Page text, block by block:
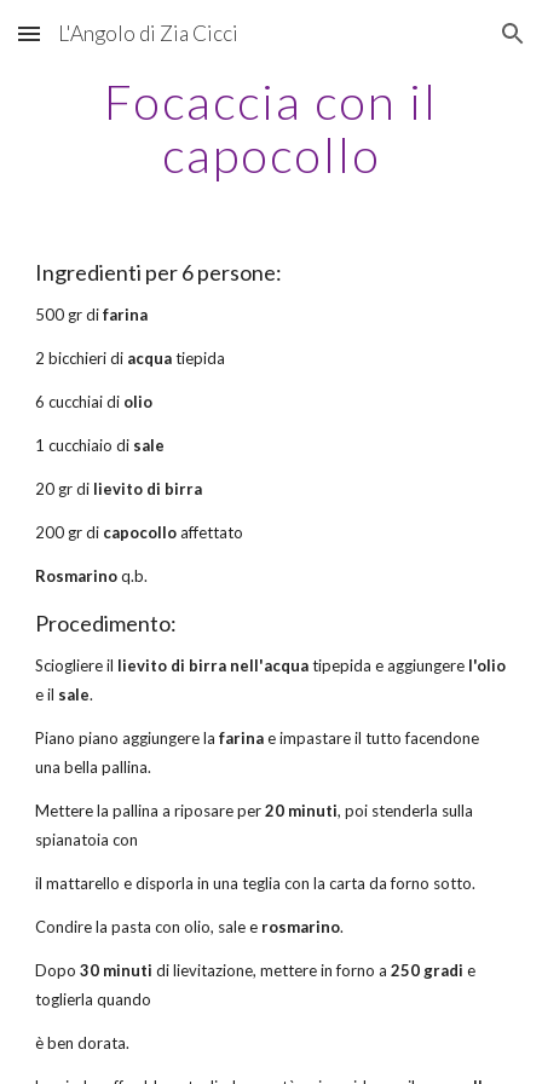
Skip to main content Skip to navigation
L'Angolo di Zia Cicci
Focaccia con il
capocollo
Ingredienti per 6 persone:
500 gr difarina
2 bicchieri di acquatiepida
6 cucchiai di olio
1 cucchiaio di sale
20 gr di lievito di birra
200 gr di capocolloaffettato
Rosmarinoq.b.
Procedimento:
Sciogliere il lievito di birra nell'acquatipepida e aggiungere l'olio
e il sale.
Piano piano aggiungere lafarinae impastare il tutto facendone
una bella pallina.
Mettere la pallina a riposare per20 minuti, poi stenderla sulla
spianatoia con
il mattarello e disporla in una teglia con la carta da forno sotto.
Condire la pasta con olio, sale e rosmarino.
Dopo30 minuti di lievitazione, mettere in forno a250 gradi e
toglierla quando
è ben dorata.